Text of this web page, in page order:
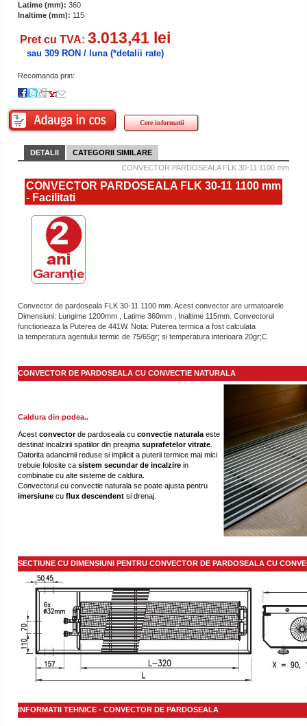
Latime (mm): 360
Inaltime (mm): 115
Pret cu TVA: 3.013,41 lei
sau 309 RON / luna (*detalii rate)
Recomanda prin:
Cere informatii
DETALII
CATEGORII SIMILARE
CONVECTOR PARDOSEALA FLK 30-11 1100 mm
CONVECTOR PARDOSEALA FLK 30-11 1100 mm
- Facilitati
Convector de pardoseala FLK 30-11 1100 mm. Acest convector are urmatoarele
Dimensiuni: Lungime 1200mm , Latime 360mm , Inaltime 115mm. Convectorul
functioneaza la Puterea de 441W. Nota: Puterea termica a fost calculata
la temperatura agentului termic de 75/65gr; si temperatura interioara 20gr;C
CONVECTOR DE PARDOSEALA CU CONVECTIE NATURALA
Caldura din podea..
Acest convectorde pardoseala cu convectie naturala este
destinat incalzirii spatiilor din preajma suprafetelor vitrate
Datorita adancimii reduse si implicit a puterii termice mai mici
trebuie folosite ca sistem secundar de incalzire in
combinatie cu alte sisteme de caldura.
Convectorul cu convectie naturala se poate ajusta pentru
imersiune cu flux descendent si drenaj.
SECTIUNE CU DIMENSIUNI PENTRU CONVECTOR DE PARDOSEALA CU
INFORMATII TEHNICE - CONVECTOR DE PARDOSEALA